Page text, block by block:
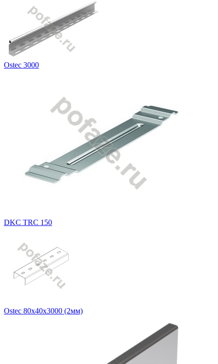
Ostec 3000
DKC TRC 150
Ostec 80х40х3000 (2мм)